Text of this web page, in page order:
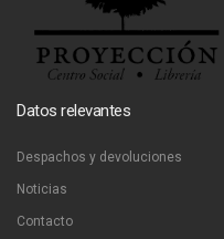
Datos relevantes
Despachos y devoluciones
Noticias
Contacto